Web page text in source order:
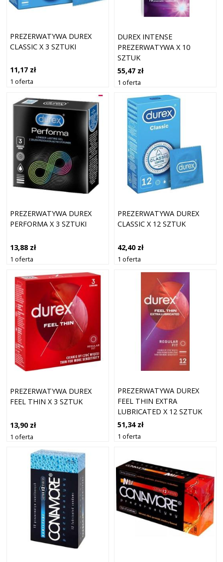
PREZERWATYWA DUREX
CLASSIC X 3 SZTUKI
11,17 zł
1 oferta
DUREX INTENSE
PREZERWATYWA X 10
SZTUK
55,47 zł
1 oferta
PREZERWATYWA DUREX
PERFORMA X 3 SZTUKI
13,88 zł
1 oferta
PREZERWATYWA DUREX
CLASSIC X 12 SZTUK
42,40 zł
1 oferta
PREZERWATYWA DUREX
FEEL THIN X 3 SZTUK
13,90 zł
1 oferta
PREZERWATYWA DUREX
FEEL THIN EXTRA
LUBRICATED X 12 SZTUK
51,34 zł
1 oferta